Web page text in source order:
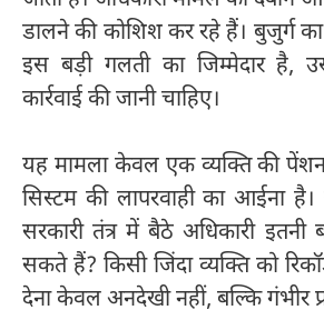
डालने की कोशिश कर रहे हैं। बुजुर्ग
इस बड़ी गलती का जिम्मेदार है,
कार्रवाई की जानी चाहिए।
यह मामला केवल एक व्यक्ति की
सिस्टम की लापरवाही का आईना
सरकारी तंत्र में बैठे अधिकारी
सकते हैं? किसी जिंदा व्यक्ति को
देना केवल अनदेखी नहीं, बल्कि गंभीर